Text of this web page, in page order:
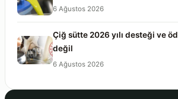
6 Ağustos 2026
Çiğ sütte 2026 yılı desteği ve
değil
6 Ağustos 2026